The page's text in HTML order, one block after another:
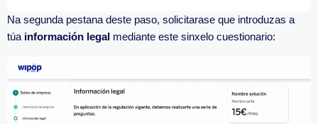
Na segunda pestana deste paso, solicitarase que introduzas a
túa información legal mediante este sinxelo cuestionario: